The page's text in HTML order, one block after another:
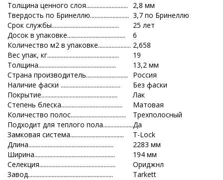
Толщина ценного слоя............................
2,8 мм
Твердость по Бринеллю.......................... 3,7 по Бринеллю
Срок службы.............................................
25 лет
Досок в упаковке.......................................
6
Количество м2 в упаковке...................... 2,658
Вес упак, кг................................................
19
Толщина....................................................
13,2 мм
Страна производитель............................
Россия
Наличие фаски ........................................
Без фаски
Покрытие...................................................
Лак
Степень блеска.........................................
Матовая
Количество полос.....................................
Трехполосный
Подходит для теплого пола....................Да
Замковая система....................................
T-Lock
Длина.........................................................
2283 мм
Ширина......................................................
194 мм
Селекция...................................................
Ориджнл
Завод.........................................................
Tarkett